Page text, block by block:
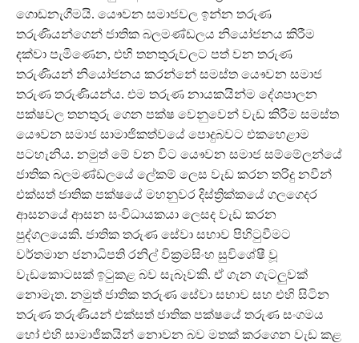
ගොඩනැගීමයි. යෞවන සමාජවල ඉන්න තරුණ
තරුණියන්ගෙන් ජාතික බලමණ්ඩලය නියෝජනය කිරීම
දක්වා පැමිණෙන, එහි තනතුරුවලට පත් වන තරුණ
තරුණියන් නියෝජනය කරන්නේ සමස්ත යෞවන සමාජ
තරුණ තරුණියන්ය. එම තරුණ නායකයින්ම දේශපාලන
පක්ෂවල තනතුරු ගෙන පක්ෂ වෙනුවෙන් වැඩ කිරීම සමස්ත
යෞවන සමාජ සාමාජිකත්වයේ පොදුබවට එකහෙළාම
පටහැනිය. නමුත් මේ වන විට යෞවන සමාජ සම්මේලන්යේ
ජාතික බලමණ්ඩලයේ ලේකම් ලෙස වැඩ කරන තරිදු නවීන්
එක්සත් ජාතික පක්ෂයේ මහනුවර දිස්ත්‍රික්කයේ ගලගෙදර
ආසනයේ ආසන සංවිධායකයා ලෙසද වැඩ කරන
පුද්ගලයෙකි. ජාතික තරුණ සේවා සභාව පිහිටුවීමට
වර්තමාන ජනාධිපති රනිල් වික්‍රමසිංහ සුවිශේෂී වූ
වැඩකොටසක් ඉටුකළ බව සැබෑවකි. ඒ ගැන ගැටලුවක්
නොමැත. නමුත් ජාතික තරුණ සේවා සභාව සහ එහි සිටින
තරුණ තරුණියන් එක්සත් ජාතික පක්ෂයේ තරුණ සංගමය
හෝ එහි සාමාජිකයින් නොවන බව මතක් කරගෙන වැඩ කළ